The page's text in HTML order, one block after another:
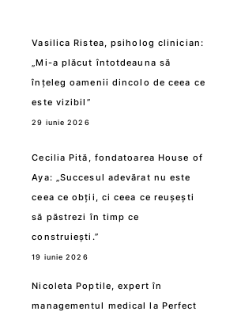
Vasilica Ristea, psiholog clinician:
„Mi-a plăcut întotdeauna să
înțeleg oamenii dincolo de ceea ce
este vizibil”
29 iunie 2026
Cecilia Pită, fondatoarea House of
Aya: „Succesul adevărat nu este
ceea ce obții, ci ceea ce reușești
să păstrezi în timp ce
construiești.”
19 iunie 2026
Nicoleta Poptile, expert în
managementul medical la Perfect